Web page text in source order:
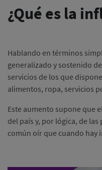
¿Qué es la
Hablando en términos
generalizado y sostenido
servicios de los que
alimentos, ropa, servicios
Este aumento supone que
del país y, por lógica, de
común oír que cuando hay